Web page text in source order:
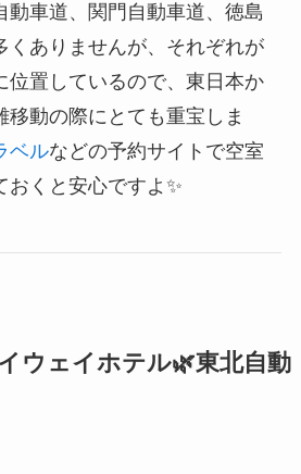
動車道、関門自動車道、徳島
くありませんが、それぞれが
位置しているので、東日本か
移動の際にとても重宝しま
ベルなどの予約サイトで空室
おくと安心ですよ✨
ウェイホテル🌿東北自動